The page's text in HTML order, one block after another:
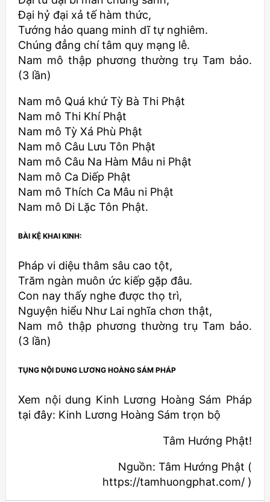
Ðại hỷ đại xả tế hàm thức,
Tướng hảo quang minh dĩ tự nghiêm.
Chúng đẳng chí tâm quy mạng lễ.
Nam mô thập phương thường trụ Tam bảo.
(3 lần)
Nam mô Quá khứ Tỳ Bà Thi Phật
Nam mô Thi Khí Phật
Nam mô Tỳ Xá Phù Phật
Nam mô Câu Lưu Tôn Phật
Nam mô Câu Na Hàm Mâu ni Phật
Nam mô Ca Diếp Phật
Nam mô Thích Ca Mâu ni Phật
Nam mô Di Lặc Tôn Phật.
BÀI KỆ KHAI KINH:
Pháp vi diệu thâm sâu cao tột,
Trăm ngàn muôn ức kiếp gặp đâu.
Con nay thấy nghe được thọ trì,
Nguyện hiểu Như Lai nghĩa chơn thật,
Nam mô thập phương thường trụ Tam bảo.
(3 lần)
TỤNG NỘI DUNG LƯƠNG HOÀNG SÁM PHÁP
Xem nội dung Kinh Lương Hoàng Sám Pháp
tại đây: Kinh Lương Hoàng Sám trọn bộ
Tâm Hướng Phật!
Nguồn: Tâm Hướng Phật (
https://tamhuongphat.com/ )